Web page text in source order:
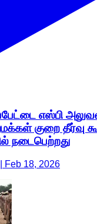
எஸ்பி
குறை தீர்வு
நடைபெற்றது
Feb 18, 2026